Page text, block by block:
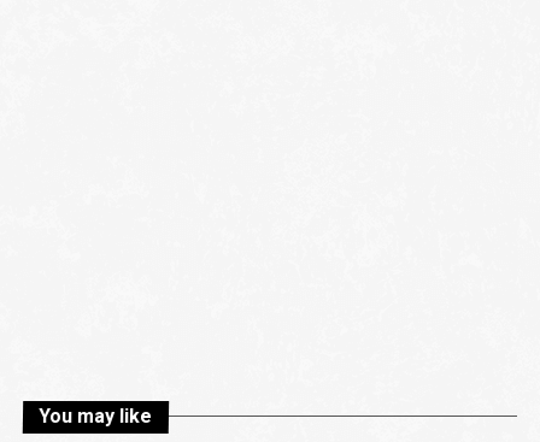
You may like